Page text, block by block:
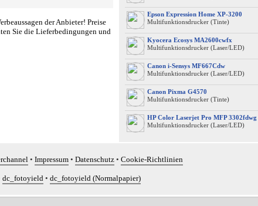
der Anbieter! Preise
Sie die Lieferbedingungen und
Epson Expression Home XP-3200
Multifunktionsdrucker (Tinte)
Kyocera Ecosys MA2600cwfx
Multifunktionsdrucker (Laser/LED)
Canon i-Sensys MF667Cdw
Multifunktionsdrucker (Laser/LED)
Canon Pixma G4570
Multifunktionsdrucker (Tinte)
HP Color Laserjet Pro MFP 3302fdwg
Multifunktionsdrucker (Laser/LED)
• Impressum • Datenschutz • Cookie-Richtlinien
dc_fotoyield • dc_fotoyield (Normalpapier)